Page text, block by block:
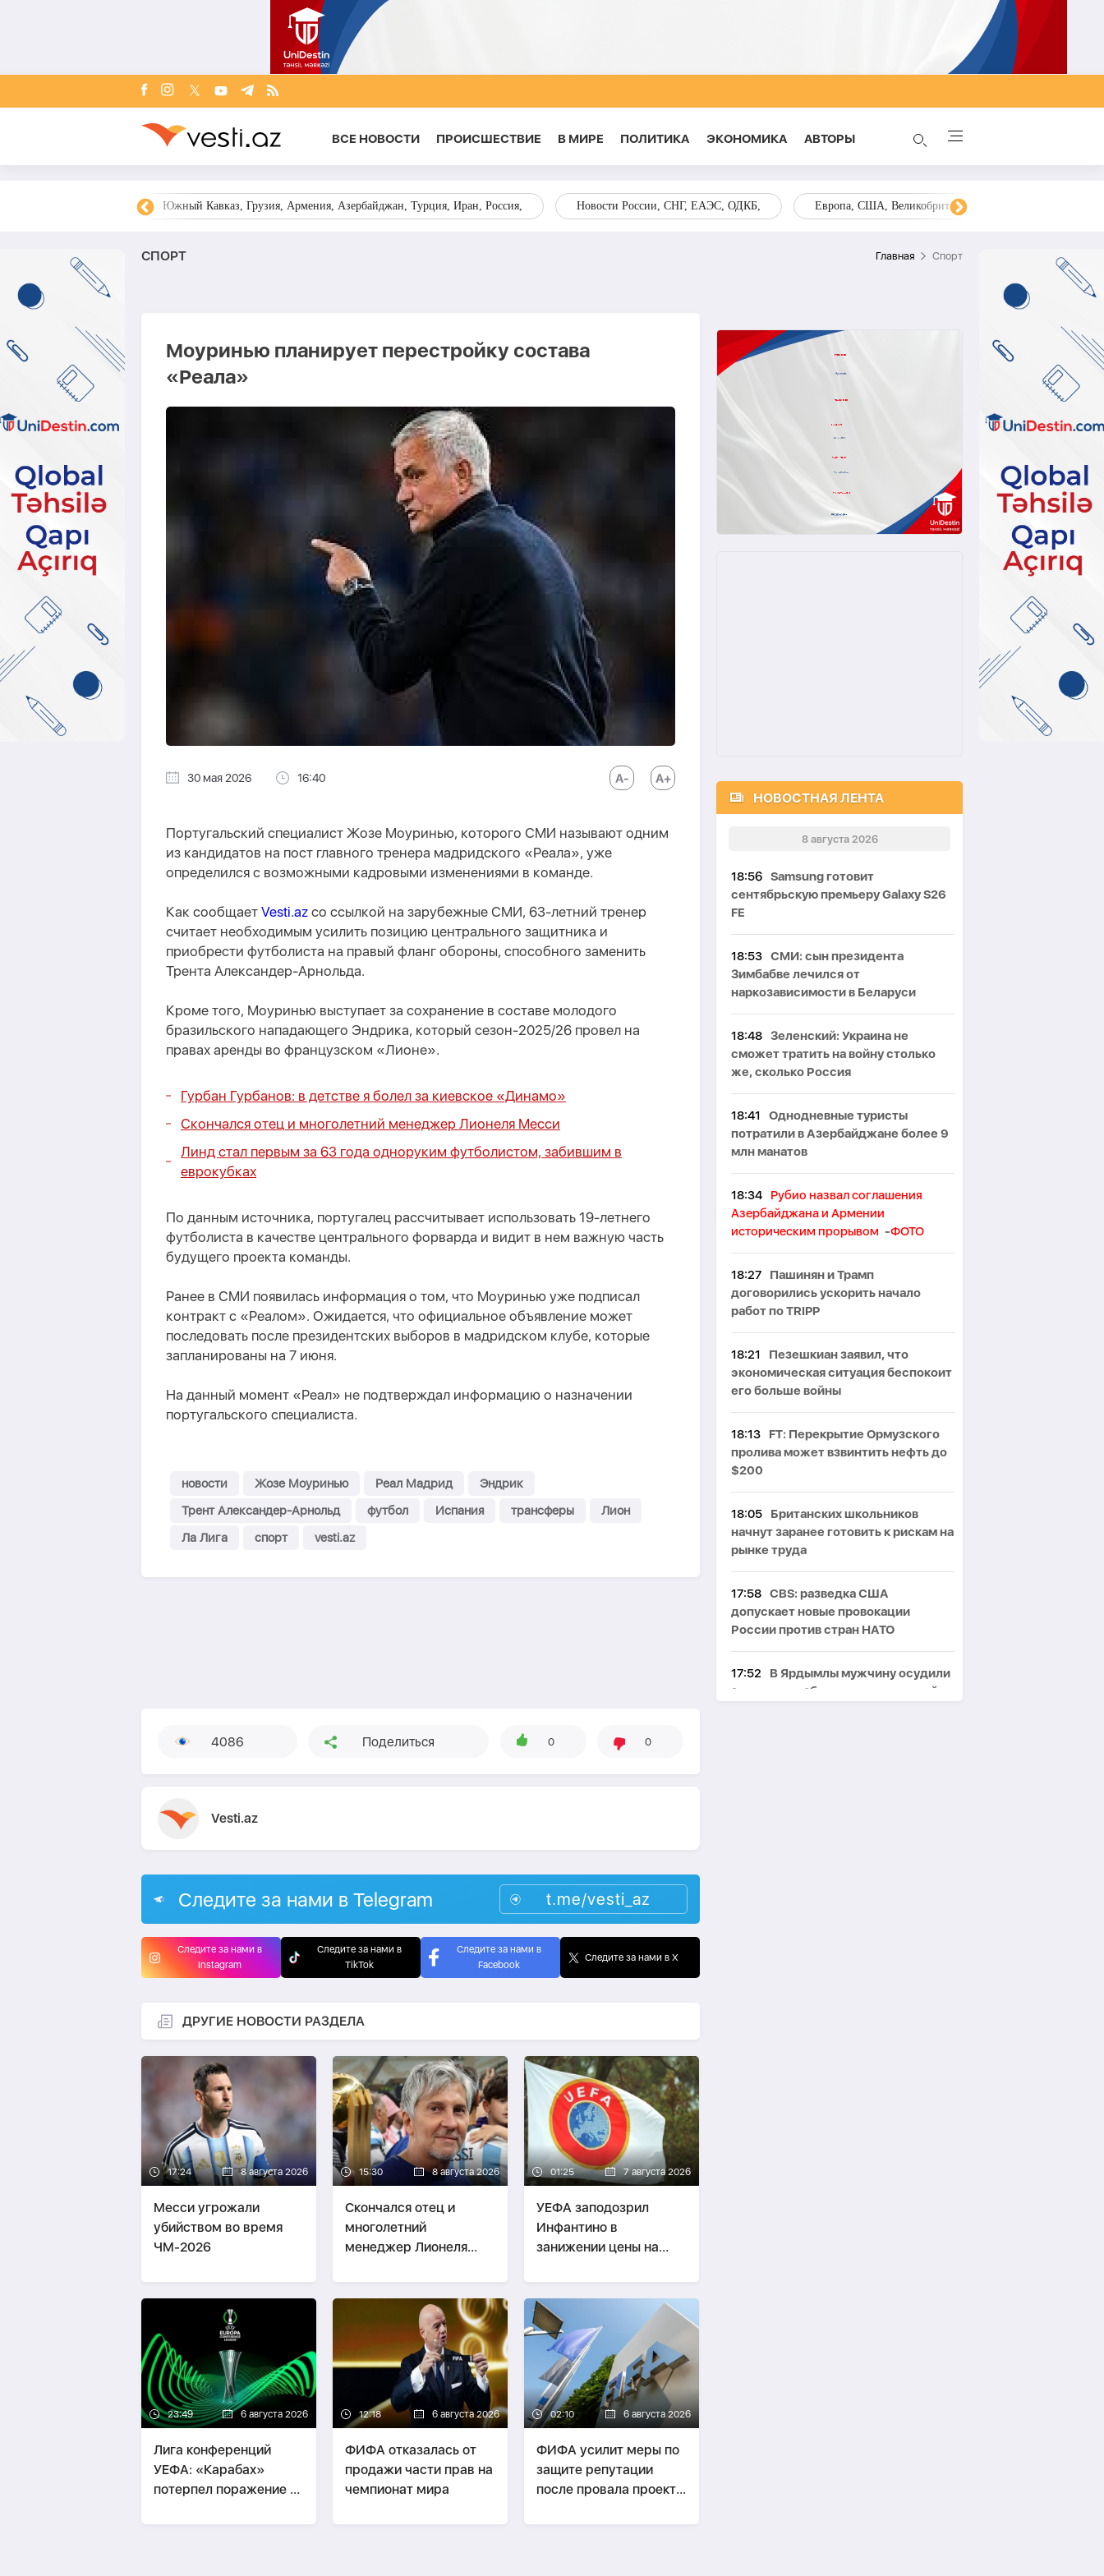
ВСЕ НОВОСТИ ПРОИСШЕСТВИЕ В МИРЕ ПОЛИТИКА ЭКОНОМИКА AВТОРЫ
Южный Кавказ, Грузия, Армения, Азербайджан, Турция, Иран, Россия, Новости России, СНГ, ЕАЭС, ОДКБ, Европа, США, Великобритания, Украина, Запад,
СПОРТ Главная Спорт
Моуринью планирует перестройку состава
«Реала»
30 мая 2026 16:40
Португальский специалист Жозе Моуринью, которого СМИ называют одним
из кандидатов на пост главного тренера мадридского «Реала», уже
определился с возможными кадровыми изменениями в команде.
Как сообщает Vesti.az со ссылкой на зарубежные СМИ, 63-летний тренер
считает необходимым усилить позицию центрального защитника и
приобрести футболиста на правый фланг обороны, способного заменить
Трента Александер-Арнольда.
Кроме того, Моуринью выступает за сохранение в составе молодого
бразильского нападающего Эндрика, который сезон-2025/26 провел на
правах аренды во французском «Лионе».
Гурбан Гурбанов: в детстве я болел за киевское «Динамо»
Скончался отец и многолетний менеджер Лионеля Месси
Линд стал первым за 63 года одноруким футболистом, забившим в
еврокубках
По данным источника, португалец рассчитывает использовать 19-летнего
футболиста в качестве центрального форварда и видит в нем важную часть
будущего проекта команды.
Ранее в СМИ появилась информация о том, что Моуринью уже подписал
контракт с «Реалом». Ожидается, что официальное объявление может
последовать после президентских выборов в мадридском клубе, которые
запланированы на 7 июня.
На данный момент «Реал» не подтверждал информацию о назначении
португальского специалиста.
новости Жозе Моуринью Реал Мадрид
Эндрик
Трент Александер-Арнольд
футбол Испания трансферы
Лион
Ла Лига
спорт vesti.az
4086 Поделиться 0 0
Vesti.az
Следите за нами в Telegram t.me/vesti_az
Следите за нами в
Instagram
Следите за нами в
TikTok
Следите за нами в
Facebook
Следите за нами в X
ДРУГИЕ НОВОСТИ РАЗДЕЛА
17:24 8 августа 2026
Месси угрожали
убийством во время
ЧМ-2026
15:30 8 августа 2026
Скончался отец и
многолетний
менеджер Лионеля
01:25 7 августа 2026
УЕФА заподозрил
Инфантино в
занижении цены на
23:49 6 августа 2026
Лига конференций
УЕФА: «Карабах»
потерпел поражение в
12:18 6 августа 2026
ФИФА отказалась от
продажи части прав на
чемпионат мира
02:10 6 августа 2026
ФИФА усилит меры по
защите репутации
после провала проекта
НОВОСТНАЯ ЛЕНТА
8 августа 2026
18:56 Samsung готовит
сентябрьскую премьеру Galaxy S26
FE
18:53 СМИ: сын президента
Зимбабве лечился от
наркозависимости в Беларуси
18:48 Зеленский: Украина не
сможет тратить на войну столько
же, сколько Россия
18:41
Однодневные туристы
потратили в Азербайджане более 9
млн манатов
18:34
Рубио назвал соглашения
Азербайджана и Армении
историческим прорывом -ФОТО
18:27
Пашинян и Трамп
договорились ускорить начало
работ по TRIPP
18:21
Пезешкиан заявил, что
экономическая ситуация беспокоит
его больше войны
18:13
FT: Перекрытие Ормузского
пролива может взвинтить нефть до
$200
18:05
Британских школьников
начнут заранее готовить к рискам на
рынке труда
17:58 CBS: разведка США
допускает новые провокации
России против стран НАТО
17:52
В Ярдымлы мужчину осудили
за пытки и избиение гражданской